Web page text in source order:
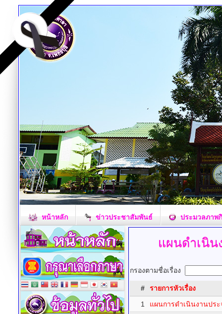
หน้าหลัก ข่าวประชาสัมพันธ์ ประมวลภาพ
แผนดำเนิน
กรองตามชื่อเรื่อง
#
รายการหัวเรื่อง
1
แผนการดำเนินงานปร